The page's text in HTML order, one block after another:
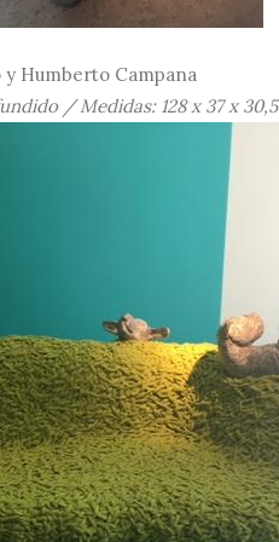
Humberto Campana
/ Medidas: 128 x 37 x 30,5